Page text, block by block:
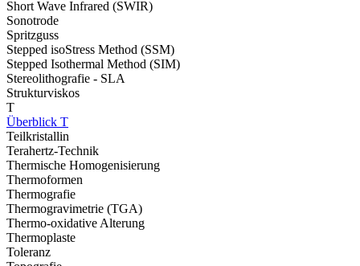
Short Wave Infrared (SWIR)
Sonotrode
Spritzguss
Stepped isoStress Method (SSM)
Stepped Isothermal Method (SIM)
Stereolithografie - SLA
Strukturviskos
T
Überblick T
Teilkristallin
Terahertz-Technik
Thermische Homogenisierung
Thermoformen
Thermografie
Thermogravimetrie (TGA)
Thermo-oxidative Alterung
Thermoplaste
Toleranz